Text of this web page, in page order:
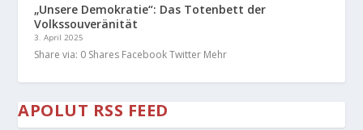
„Unsere Demokratie“: Das Totenbett der
Volkssouveränität
3. April 2025
Share via: 0 Shares Facebook Twitter Mehr
APOLUT RSS FEED